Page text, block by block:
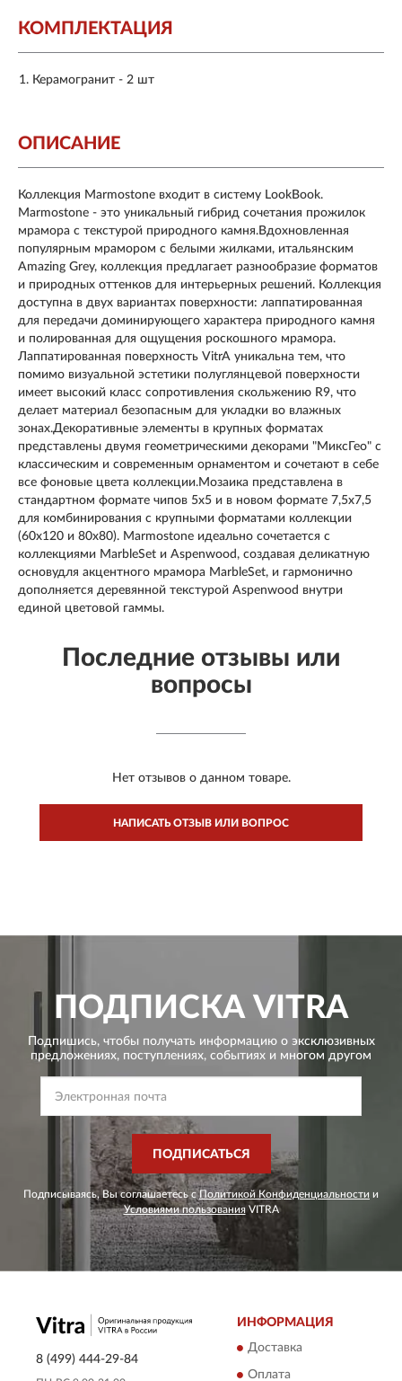
КОМПЛЕКТАЦИЯ
Керамогранит - 2 шт
ОПИСАНИЕ
Коллекция Marmostone входит в систему LookBook.
Marmostone - это уникальный гибрид сочетания прожилок
мрамора с текстурой природного камня.Вдохновленная
популярным мрамором с белыми жилками, итальянским
Amazing Grey, коллекция предлагает разнообразие форматов
и природных оттенков для интерьерных решений. Коллекция
доступна в двух вариантах поверхности: лаппатированная
для передачи доминирующего характера природного камня
и полированная для ощущения роскошного мрамора.
Лаппатированная поверхность VitrA уникальна тем, что
помимо визуальной эстетики полуглянцевой поверхности
имеет высокий класс сопротивления скольжению R9, что
делает материал безопасным для укладки во влажных
зонах.Декоративные элементы в крупных форматах
представлены двумя геометрическими декорами "МиксГео" с
классическим и современным орнаментом и сочетают в себе
все фоновые цвета коллекции.Мозаика представлена в
стандартном формате чипов 5х5 и в новом формате 7,5х7,5
для комбинирования с крупными форматами коллекции
(60х120 и 80х80). Marmostone идеально сочетается с
коллекциями MarbleSet и Aspenwood, создавая деликатную
основудля акцентного мрамора MarbleSet, и гармонично
дополняется деревянной текстурой Aspenwood внутри
единой цветовой гаммы.
Последние отзывы или
вопросы
Нет отзывов о данном товаре.
НАПИСАТЬ ОТЗЫВ ИЛИ ВОПРОС
ПОДПИСКА VITRA
Подпишись, чтобы получать информацию о эксклюзивных
предложениях, поступлениях, событиях и многом другом
ПОДПИСАТЬСЯ
Подписываясь, Вы соглашаетесь сПолитикой Конфиденциальности и
Условиями пользованияVITRA
8 (499) 444-29-84
ИНФОРМАЦИЯ
Доставка
Оплата